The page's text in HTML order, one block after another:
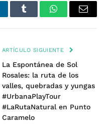
Tumblr WhatsAppEmail
ARTÍCULO SIGUIENTE
La Espontánea de Sol
Rosales: la ruta de los
valles, quebradas y yungas
#UrbanaPlayTour
#LaRutaNatural en Punto
Caramelo